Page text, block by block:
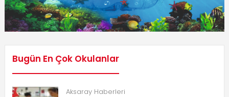
Bugün En Çok Okulanlar
Aksaray Haberleri